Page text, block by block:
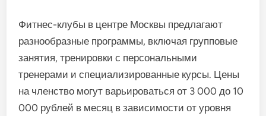
Фитнес-клубы в центре Москвы предлагают
разнообразные программы, включая групповые
занятия, тренировки с персональными
тренерами и специализированные курсы. Цены
на членство могут варьироваться от 3 000 до 10
000 рублей в месяц в зависимости от уровня